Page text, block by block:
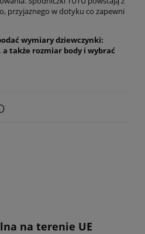
przyjaznego w dotyku co zapewni
wymiary dziewczynki:
a także rozmiar body i wybrać
na terenie UE